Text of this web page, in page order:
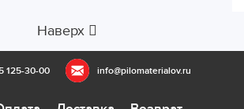
Наверх
125-30-00 info@pilomaterialov.ru